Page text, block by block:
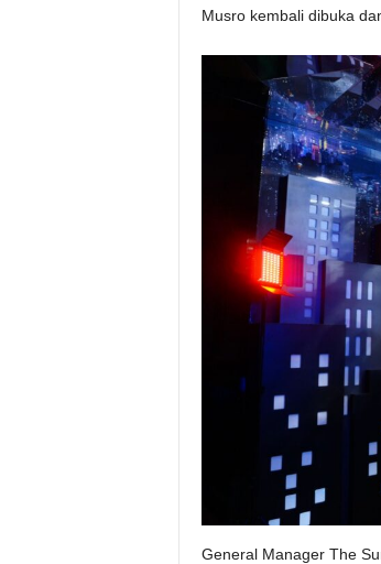
Musro kembali dibuka
General Manager The